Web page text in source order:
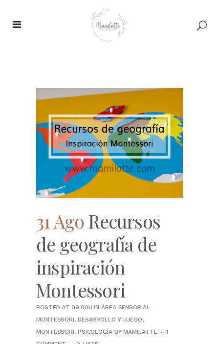
31 Ago Recursos
de geografía de
inspiración
Montessori
POSTED AT 09:00H INÁREA SENSORIAL
MONTESSORI, DESARROLLO Y JUEGO,
MONTESSORI, PSICOLOGÍA BYMAMILATTE
1